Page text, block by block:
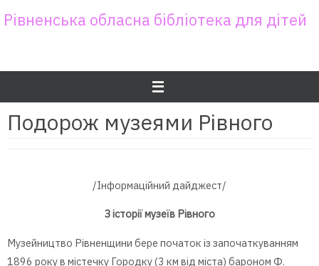
toРівненська обласна бібліотека для дітей
Подорож музеями Рівного
/Інформаційний дайджест/
З історії музеїв Рівного
Музейництво Рівненщини бере початок із започаткуванням
1896 року в містечку Городку (3 км від міста) бароном Ф.